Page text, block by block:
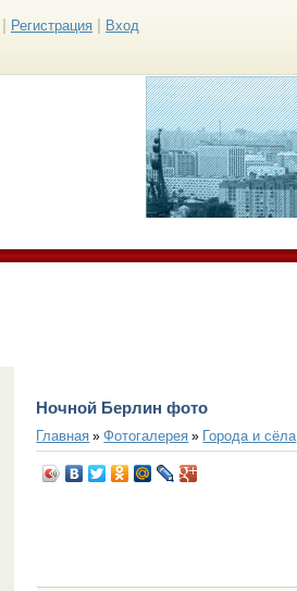
Регистрация Вход
Ночной Берлин фото
Главная »Фотогалерея » Города и сёла